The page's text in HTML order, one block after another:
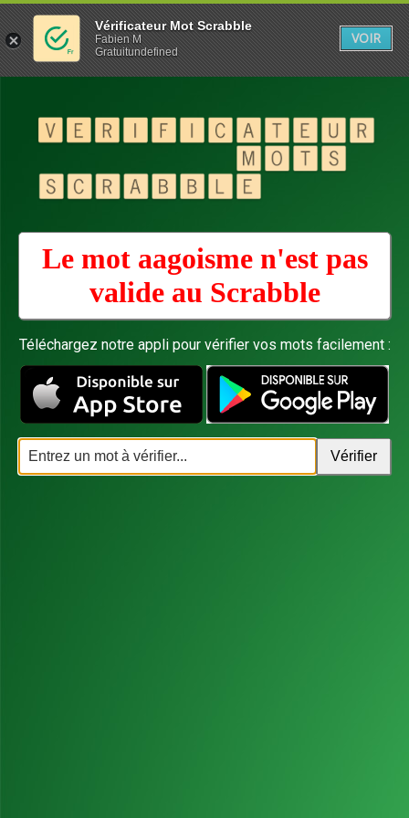
Le mot aagoisme n'est pas
valide au Scrabble
Téléchargez notre appli pour vérifier vos mots facilement :
Vérificateur Mot Scrabble
Fabien M
Gratuitundefined
VOIR